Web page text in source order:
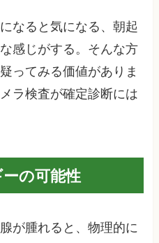
なると気になる、朝起
感じがする。そんな方
ってみる価値がありま
ラ検査が確定診断には
の可能性
が腫れると、物理的に